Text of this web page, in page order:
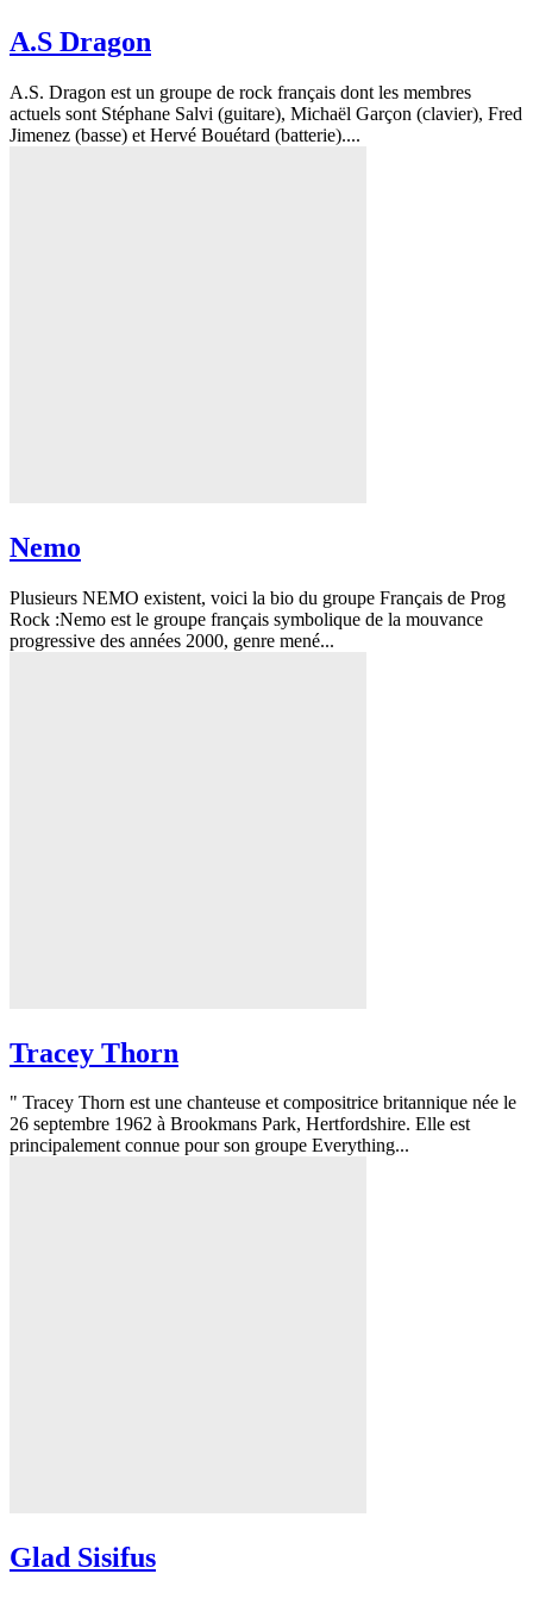
A.S Dragon
A.S. Dragon est un groupe de rock français dont les membres
actuels sont Stéphane Salvi (guitare), Michaël Garçon (clavier), Fred
Jimenez (basse) et Hervé Bouétard (batterie)....
Nemo
Plusieurs NEMO existent, voici la bio du groupe Français de Prog
Rock :Nemo est le groupe français symbolique de la mouvance
progressive des années 2000, genre mené...
Tracey Thorn
" Tracey Thorn est une chanteuse et compositrice britannique née le
26 septembre 1962 à Brookmans Park, Hertfordshire. Elle est
principalement connue pour son groupe Everything...
Glad Sisifus